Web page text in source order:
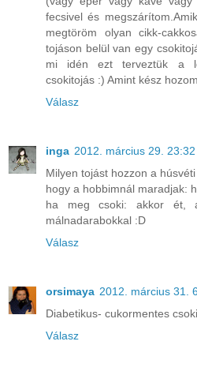
fecsivel és
megtöröm olyan cikk-
tojáson belül van egy
mi idén ezt terveztük a
csokitojás :) Amint kész
Válasz
inga 2012. március 29. 23:32
Milyen tojást hozzon a
hogy a hobbimnál maradjak:
ha meg csoki: akkor ét,
málnadarabokkal :D
Válasz
orsimaya 2012. március 31.
Diabetikus- cukormentes
Válasz